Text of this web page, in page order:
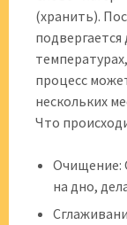
(хранить).
процесс
нескольких
Что
Очищение:
на дно,